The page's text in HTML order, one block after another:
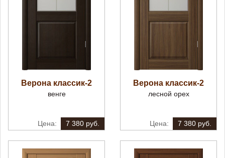
Верона классик-2
венге
7 380 руб.
Верона классик-2
лесной орех
7 380 руб.